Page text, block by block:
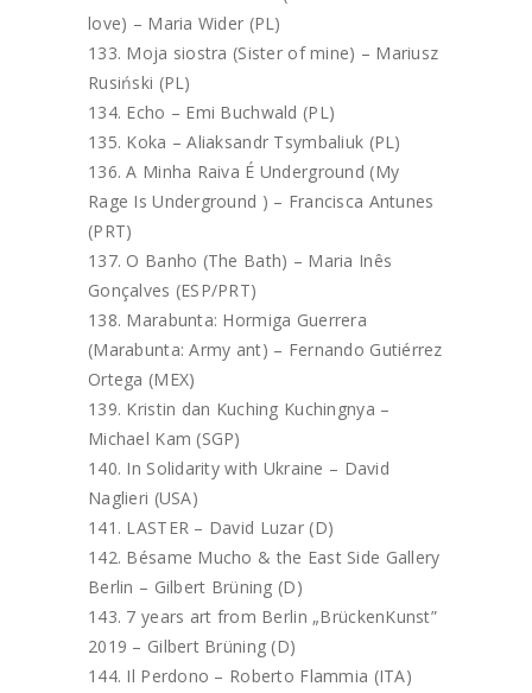
love) – Maria Wider (PL)
Moja siostra (Sister of mine) – Mariusz
Rusiński (PL)
Echo – Emi Buchwald (PL)
Koka – Aliaksandr Tsymbaliuk (PL)
A Minha Raiva É Underground (My
Rage Is Underground ) – Francisca Antunes
(PRT)
O Banho (The Bath) – Maria Inês
Gonçalves (ESP/PRT)
Marabunta: Hormiga Guerrera
(Marabunta: Army ant) – Fernando Gutiérrez
Ortega (MEX)
Kristin dan Kuching Kuchingnya –
Michael Kam (SGP)
In Solidarity with Ukraine – David
Naglieri (USA)
LASTER – David Luzar (D)
Bésame Mucho & the East Side Gallery
Berlin – Gilbert Brüning (D)
7 years art from Berlin „BrückenKunst”
2019 – Gilbert Brüning (D)
Il Perdono – Roberto Flammia (ITA)